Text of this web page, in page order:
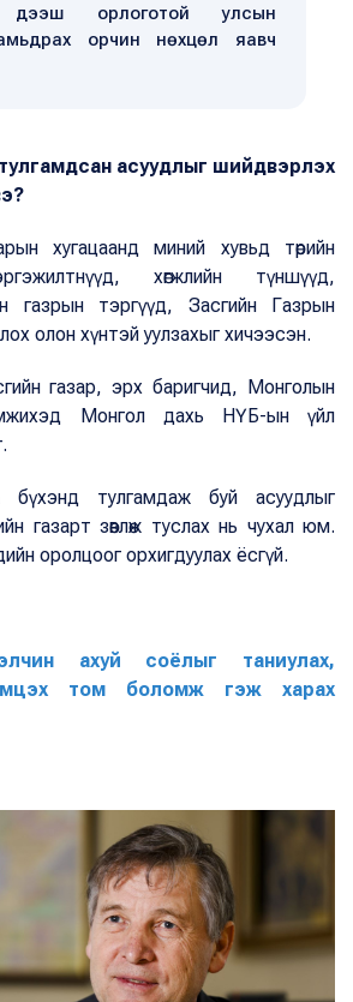
дээш орлоготой улсын
орчин нөхцөл яавч
асуудлыг шийдвэрлэх
хугацаанд миний хувьд төрийн
хөгжлийн түншүүд,
газрын тэргүүд, Засгийн Газрын
олон хүнтэй уулзахыг хичээсэн.
газар, эрх баригчид, Монголын
Монгол дахь НҮБ-ын үйл
тулгамдаж буй асуудлыг
газарт зөвлөж туслах нь чухал юм.
оролцоог орхигдуулах ёсгүй.
ахуй соёлыг таниулах,
том боломж гэж харах